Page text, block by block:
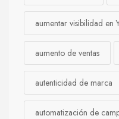
aumentar visibilidad en
aumento de ventas
autenticidad de marca
automatización de